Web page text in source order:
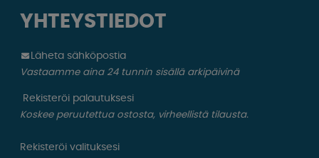
YHTEYSTIEDOT
Läheta sähköpostia
Vastaamme aina 24 tunnin sisällä arkipäivinä
Rekisteröi palautuksesi
Koskee peruutettua ostosta, virheellistä tilausta.
Rekisteröi valituksesi